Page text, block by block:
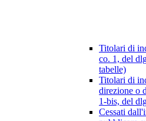
Titolari di
co. 1, del
tabelle)
Titolari di
direzione o
1-bis, del
Cessati